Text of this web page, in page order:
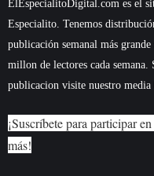
ElEspecialitoDigital.com es el
Especialito. Tenemos
publicación semanal más
millon de lectores cada semana.
publicacion visite nuestro
¡Suscríbete para participar
más!